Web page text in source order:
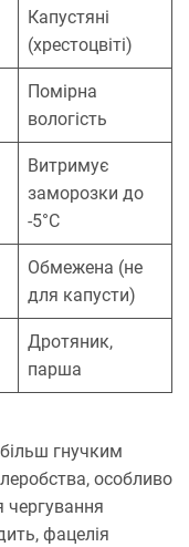
Капустяні
(хрестоцвіті)
Помірна
вологість
Витримує
заморозки до
-5°C
Обмежена (не
для капусти)
Дротяник,
парша
гнучким
особливо
чергування
фацелія